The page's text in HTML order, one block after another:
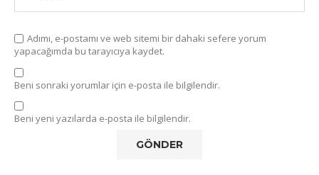
Adımı, e-postamı ve web sitemi bir dahaki sefere yorum
yapacağımda bu tarayıcıya kaydet.
Beni sonraki yorumlar için e-posta ile bilgilendir.
Beni yeni yazılarda e-posta ile bilgilendir.